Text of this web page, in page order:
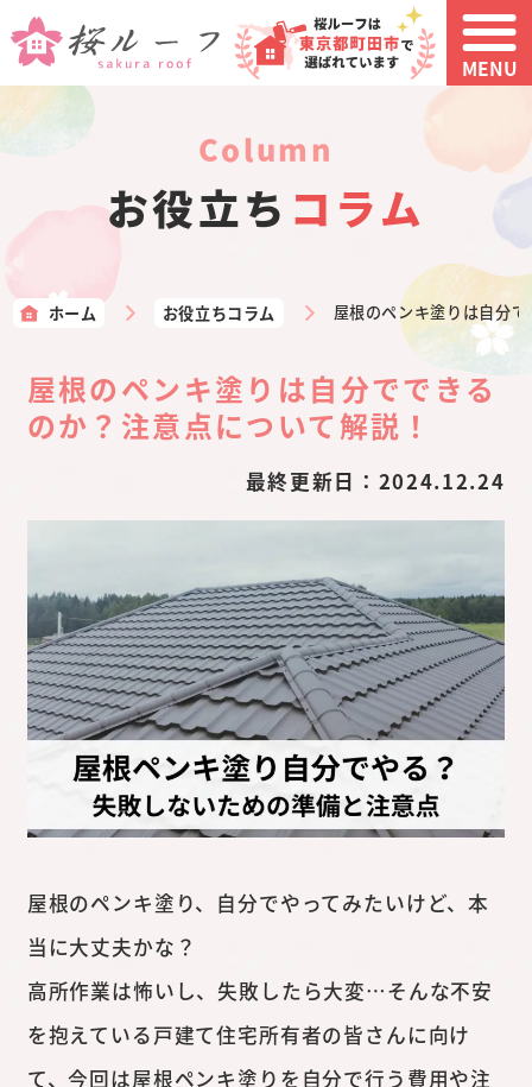
MENU
column
お役立ち コラム
ホーム お役立ちコラム 屋根のペンキ塗りは自分
屋根のペンキ塗りは自分でできる
のか？注意点について解説！
最終更新日： 2024.12.24
屋根のペンキ塗り、自分でやってみたいけど、本
当に大丈夫かな？
高所作業は怖いし、失敗したら大変…そんな不安
を抱えている戸建て住宅所有者の皆さんに向け
て、今回は屋根ペンキ塗りを自分で行う費用や注